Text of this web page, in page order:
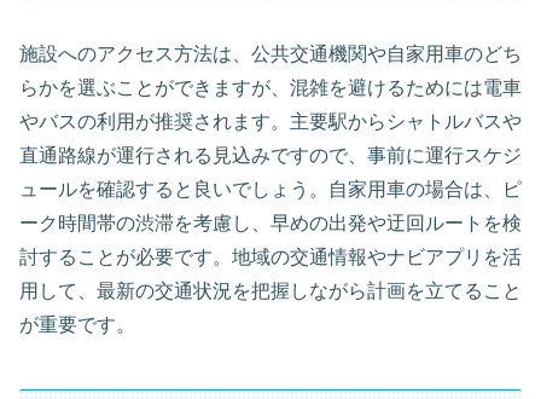
施設へのアクセス方法は、公共交通機関や自家用車のどち
らかを選ぶことができますが、混雑を避けるためには電車
やバスの利用が推奨されます。主要駅からシャトルバスや
直通路線が運行される見込みですので、事前に運行スケジ
ュールを確認すると良いでしょう。自家用車の場合は、ピ
ーク時間帯の渋滞を考慮し、早めの出発や迂回ルートを検
討することが必要です。地域の交通情報やナビアプリを活
用して、最新の交通状況を把握しながら計画を立てること
が重要です。